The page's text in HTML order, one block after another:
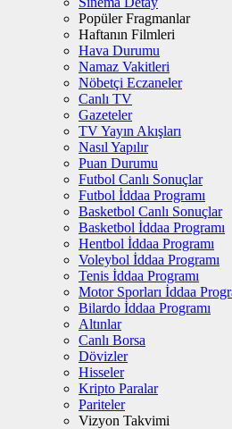
Popüler Fragmanlar
Haftanın Filmleri
Hava Durumu
Namaz Vakitleri
Nöbetçi Eczaneler
Canlı TV
Gazeteler
TV Yayın Akışları
Nasıl Yapılır
Puan Durumu
Futbol Canlı Sonuçlar
Futbol İddaa Programı
Basketbol Canlı Sonuçlar
Basketbol İddaa Programı
Hentbol İddaa Programı
Voleybol İddaa Programı
Tenis İddaa Programı
Motor Sporları İddaa
Bilardo İddaa Programı
Altınlar
Canlı Borsa
Dövizler
Hisseler
Kripto Paralar
Pariteler
Vizyon Takvimi